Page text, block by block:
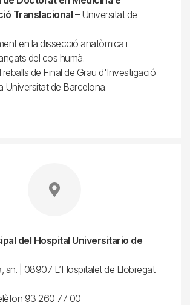
Translacional – Universitat de
en la dissecció anatòmica i
del cos humà.
de Final de Grau d'Investigació
Universitat de Barcelona.
del Hospital Universitario de
sn. | 08907 L’Hospitalet de Llobregat.
93 260 77 00